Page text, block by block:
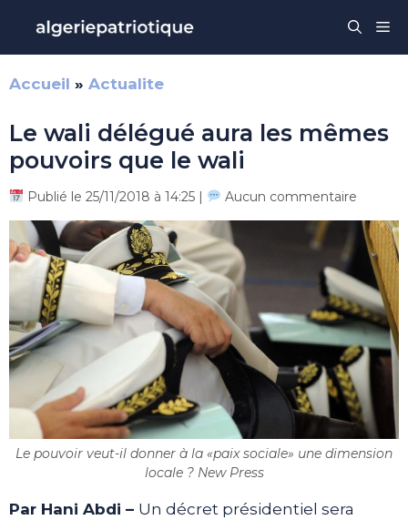
contenu
Accueil » Actualite
Le wali délégué aura les mêmes
pouvoirs que le wali
Publié le 25/11/2018 à 14:25 | Aucun commentaire
Le pouvoir veut-il donner à la «paix sociale» une dimension
locale ? New Press
Par Hani Abdi – Un décret présidentiel sera